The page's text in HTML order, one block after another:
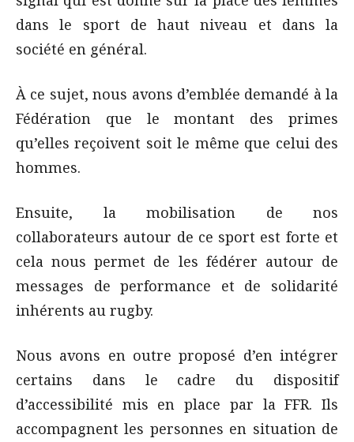
dans le sport de haut niveau et dans la
société en général.
À ce sujet, nous avons d’emblée demandé à la
Fédération que le montant des primes
qu’elles reçoivent soit le même que celui des
hommes.
Ensuite, la mobilisation de nos
collaborateurs autour de ce sport est forte et
cela nous permet de les fédérer autour de
messages de performance et de solidarité
inhérents au rugby.
Nous avons en outre proposé d’en intégrer
certains dans le cadre du dispositif
d’accessibilité mis en place par la FFR. Ils
accompagnent les personnes en situation de